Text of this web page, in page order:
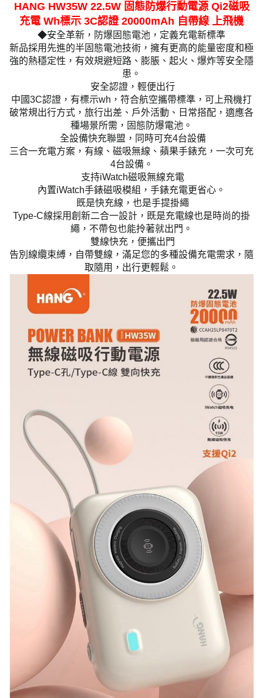
HANG HW35W 22.5W 固態防爆行動電源 Qi2磁吸
充電 Wh標示 3C認證 20000mAh 自帶線 上飛機
◆安全革新，防爆固態電池，定義充電新標準
新品採用先進的半固態電池技術，擁有更高的能量密度和極
強的熱穩定性，有效規避短路、膨脹、起火、爆炸等安全隱
患。
安全認證，輕便出行
中國3C認證，有標示wh，符合航空攜帶標準，可上飛機打
破常規出行方式，旅行出差、戶外活動、日常搭配，適應各
種場景所需，固態防爆電池。
全設備快充聯盟，同時可充4台設備
三合一充電方案，有線、磁吸無線、蘋果手錶充，一次可充
4台設備。
支持iWatch磁吸無線充電
內置iWatch手錶磁吸模組，手錶充電更省心。
既是快充線，也是手提掛繩
Type-C線採用創新二合一設計，既是充電線也是時尚的掛
繩，不帶包也能拎著就出門。
雙線快充，便攜出門
告別線纜束縛，自帶雙線，滿足您的多種設備充電需求，隨
取隨用，出行更輕鬆。